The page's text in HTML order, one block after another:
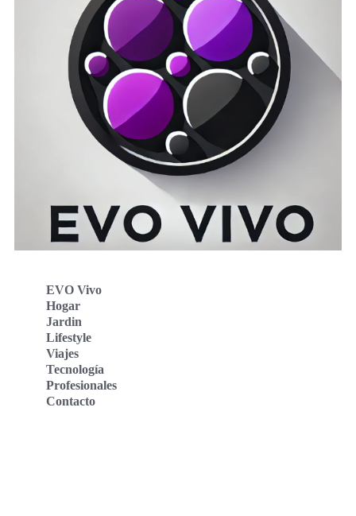
EVO Vivo
Hogar
Jardin
Lifestyle
Viajes
Tecnología
Profesionales
Contacto